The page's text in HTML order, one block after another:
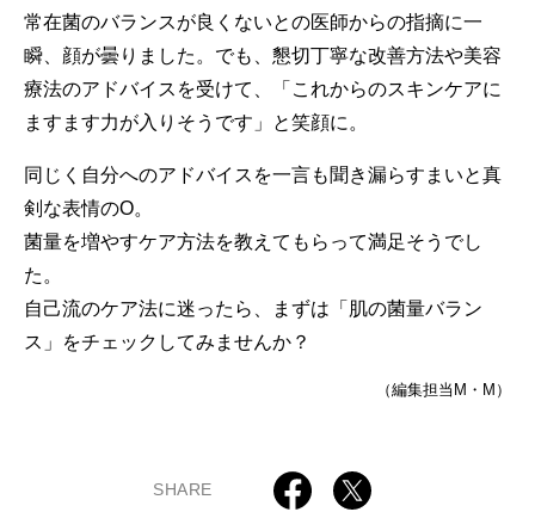
常在菌のバランスが良くないとの医師からの指摘に一
瞬、顔が曇りました。でも、懇切丁寧な改善方法や美容
療法のアドバイスを受けて、「これからのスキンケアに
ますます力が入りそうです」と笑顔に。
同じく自分へのアドバイスを一言も聞き漏らすまいと真
剣な表情のO。
菌量を増やすケア方法を教えてもらって満足そうでし
た。
自己流のケア法に迷ったら、まずは「肌の菌量バラン
ス」をチェックしてみませんか？
（編集担当M・M）
SHARE